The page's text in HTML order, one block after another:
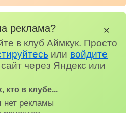
реклама?
в клуб Аймкук. Просто
или войдите
через Яндекс или
кто в клубе...
нет рекламы
✕